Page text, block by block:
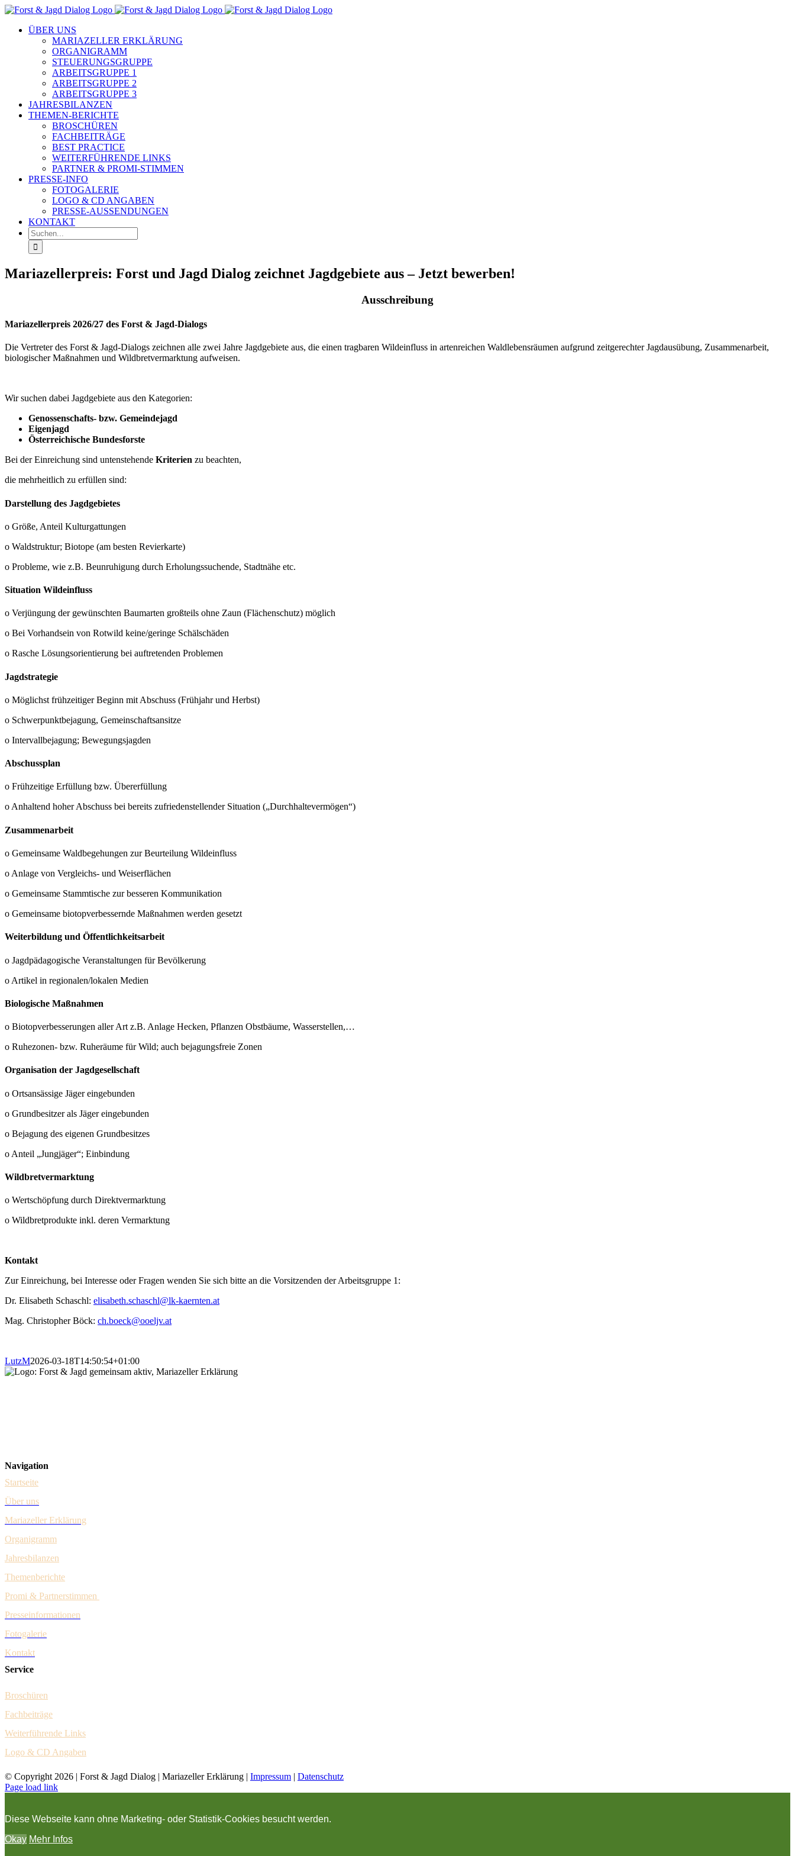
Zum
springenÜBER UNS
MARIAZELLER ERKLÄRUNG
ORGANIGRAMM
STEUERUNGSGRUPPE
ARBEITSGRUPPE 1
ARBEITSGRUPPE 2
ARBEITSGRUPPE 3
JAHRESBILANZEN
THEMEN-BERICHTE
BROSCHÜREN
FACHBEITRÄGE
BEST PRACTICE
WEITERFÜHRENDE LINKS
PARTNER & PROMI-STIMMEN
PRESSE-INFO
FOTOGALERIE
LOGO & CD ANGABEN
PRESSE-AUSSENDUNGEN
KONTAKT
Suche
nach:
Mariazellerpreis: Forst und Jagd Dialog zeichnet Jagdgebiete aus – Jetzt bewerben!
Ausschreibung
Mariazellerpreis 2026/27 des Forst & Jagd-Dialogs
Die Vertreter des Forst & Jagd-Dialogs zeichnen alle zwei Jahre Jagdgebiete aus, die einen tragbaren Wildeinfluss in artenreichen Waldlebensräumen aufgrund zeitgerechter Jagdausübung, Zusammenarbeit,
biologischer Maßnahmen und Wildbretvermarktung aufweisen.
Wir suchen dabei Jagdgebiete aus den Kategorien:
Genossenschafts- bzw. Gemeindejagd
Eigenjagd
Österreichische Bundesforste
Bei der Einreichung sind untenstehende Kriterien zu beachten,
die mehrheitlich zu erfüllen sind:
Darstellung des Jagdgebietes
o Größe, Anteil Kulturgattungen
o Waldstruktur; Biotope (am besten Revierkarte)
o Probleme, wie z.B. Beunruhigung durch Erholungssuchende, Stadtnähe etc.
Situation Wildeinfluss
o Verjüngung der gewünschten Baumarten großteils ohne Zaun (Flächenschutz) möglich
o Bei Vorhandsein von Rotwild keine/geringe Schälschäden
o Rasche Lösungsorientierung bei auftretenden Problemen
Jagdstrategie
o Möglichst frühzeitiger Beginn mit Abschuss (Frühjahr und Herbst)
o Schwerpunktbejagung, Gemeinschaftsansitze
o Intervallbejagung; Bewegungsjagden
Abschussplan
o Frühzeitige Erfüllung bzw. Übererfüllung
o Anhaltend hoher Abschuss bei bereits zufriedenstellender Situation („Durchhaltevermögen“)
Zusammenarbeit
o Gemeinsame Waldbegehungen zur Beurteilung Wildeinfluss
o Anlage von Vergleichs- und Weiserflächen
o Gemeinsame Stammtische zur besseren Kommunikation
o Gemeinsame biotopverbessernde Maßnahmen werden gesetzt
Weiterbildung und Öffentlichkeitsarbeit
o Jagdpädagogische Veranstaltungen für Bevölkerung
o Artikel in regionalen/lokalen Medien
Biologische Maßnahmen
o Biotopverbesserungen aller Art z.B. Anlage Hecken, Pflanzen Obstbäume, Wasserstellen,…
o Ruhezonen- bzw. Ruheräume für Wild; auch bejagungsfreie Zonen
Organisation der Jagdgesellschaft
o Ortsansässige Jäger eingebunden
o Grundbesitzer als Jäger eingebunden
o Bejagung des eigenen Grundbesitzes
o Anteil „Jungjäger“; Einbindung
Wildbretvermarktung
o Wertschöpfung durch Direktvermarktung
o Wildbretprodukte inkl. deren Vermarktung
Kontakt
Zur Einreichung, bei Interesse oder Fragen wenden Sie sich bitte an die Vorsitzenden der Arbeitsgruppe 1:
Dr. Elisabeth Schaschl: elisabeth.schaschl@lk-kaernten.at
Mag. Christopher Böck: ch.boeck@ooeljv.at
LutzM2026-03-18T14:50:54+01:00
Navigation
Startseite
Über uns
Mariazeller Erklärung
Organigramm
Jahresbilanzen
Themenberichte
Promi & Partnerstimmen
Presseinformationen
Fotogalerie
Kontakt
Service
Broschüren
Fachbeiträge
Weiterführende Links
Logo & CD Angaben
© Copyright 2026 | Forst & Jagd Dialog | Mariazeller Erklärung | Impressum | Datenschutz
Page load link
Diese Webseite kann ohne Marketing- oder Statistik-Cookies besucht werden.
Okay Mehr Infos